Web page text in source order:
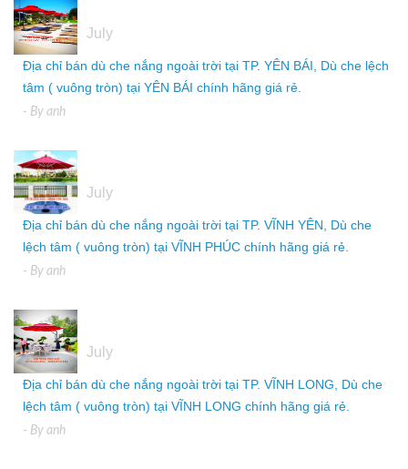
July
Địa chỉ bán dù che nắng ngoài trời tại TP. YÊN BÁI, Dù che lệch
tâm ( vuông tròn) tại YÊN BÁI chính hãng giá rẻ.
- By anh
July
Địa chỉ bán dù che nắng ngoài trời tại TP. VĨNH YÊN, Dù che
lệch tâm ( vuông tròn) tại VĨNH PHÚC chính hãng giá rẻ.
- By anh
July
Địa chỉ bán dù che nắng ngoài trời tại TP. VĨNH LONG, Dù che
lệch tâm ( vuông tròn) tại VĨNH LONG chính hãng giá rẻ.
- By anh